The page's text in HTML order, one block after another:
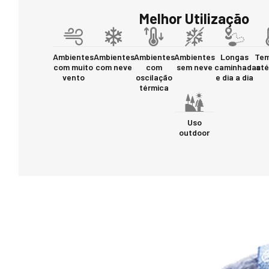
Melhor Utilização
Ambientes
com muito
vento
Ambientes
com neve
Ambientes
com
oscilação
térmica
Ambientes
sem neve
Longas
caminhadas
e dia a dia
Uso
outdoor